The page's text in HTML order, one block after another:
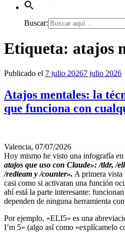
Buscar:
Etiqueta: atajos
Publicado el 7 julio 20267 julio 2026
Atajos mentales: la
que funciona con
Valencia, 07/07/2026
Hoy mismo he visto una infografía en
atajos que uso con Claude»: /tldr, /
/redteam y /counter». A primera vista
casi como si activaran una función
ahí está la parte interesante:
dependen de ninguna herramienta
Por ejemplo, «ELI5» es una
I’m 5» (algo así como «explícamelo